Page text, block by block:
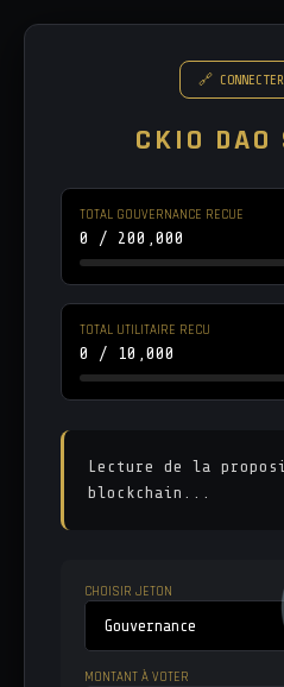
🔗
CKIO DAO
TOTAL GOUVERNANCE RECUE
0 / 200,000
TOTAL UTILITAIRE RECU
0 / 10,000
Lecture de la
blockchain...
CHOISIR JETON
MONTANT À VOTER